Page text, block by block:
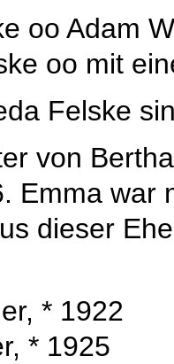
oo Adam
oo mit
Felske
von
Emma war
dieser
* 1922
* 1925